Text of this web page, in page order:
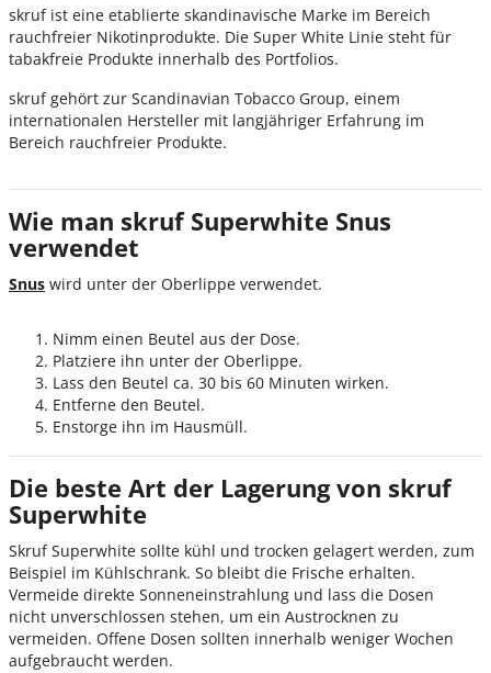
skruf ist eine etablierte skandinavische Marke im Bereich
rauchfreier Nikotinprodukte. Die Super White Linie steht für
tabakfreie Produkte innerhalb des Portfolios.
skruf gehört zur Scandinavian Tobacco Group, einem
internationalen Hersteller mit langjähriger Erfahrung im
Bereich rauchfreier Produkte.
Wie man skruf Superwhite Snus
verwendet
Snus wird unter der Oberlippe verwendet.
Nimm einen Beutel aus der Dose.
Platziere ihn unter der Oberlippe.
Lass den Beutel ca. 30 bis 60 Minuten wirken.
Entferne den Beutel.
Enstorge ihn im Hausmüll.
Die beste Art der Lagerung von skruf
Superwhite
Skruf Superwhite sollte kühl und trocken gelagert werden, zum
Beispiel im Kühlschrank. So bleibt die Frische erhalten.
Vermeide direkte Sonneneinstrahlung und lass die Dosen
nicht unverschlossen stehen, um ein Austrocknen zu
vermeiden. Offene Dosen sollten innerhalb weniger Wochen
aufgebraucht werden.